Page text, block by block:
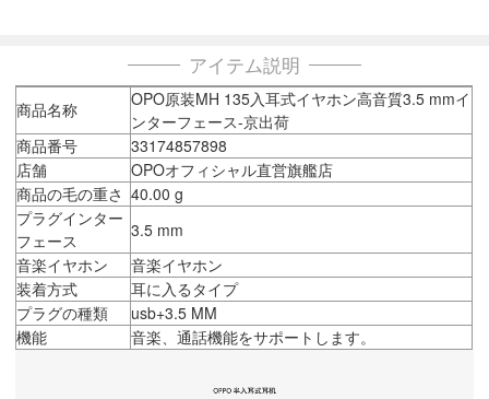
アイテム説明
商品名称
OPO原装MH 135入耳式イヤホン高音質3.5 mmイ
ンターフェース-京出荷
商品番号
33174857898
店舗
OPOオフィシャル直営旗艦店
商品の毛の重さ 40.00 g
プラグインター
フェース
3.5 mm
音楽イヤホン
音楽イヤホン
装着方式
耳に入るタイプ
プラグの種類
usb+3.5 MM
機能
音楽、通話機能をサポートします。